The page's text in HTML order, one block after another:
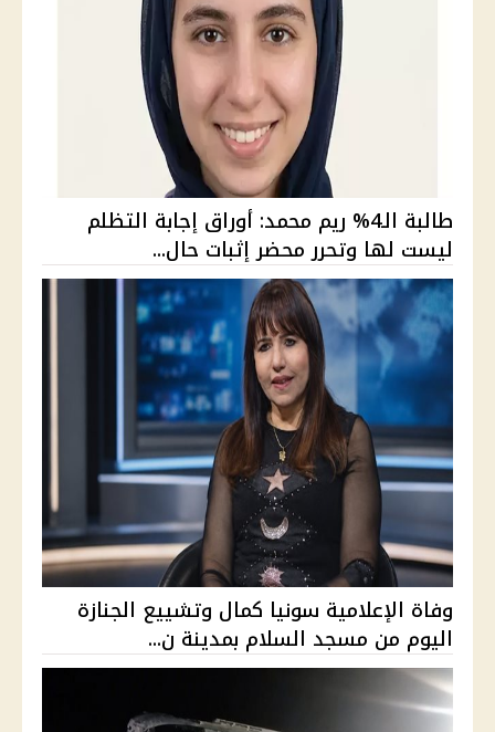
طالبة الـ4% ريم محمد: أوراق إجابة التظلم
ليست لها وتحرر محضر إثبات حال...
وفاة الإعلامية سونيا كمال وتشييع الجنازة
اليوم من مسجد السلام بمدينة ن...